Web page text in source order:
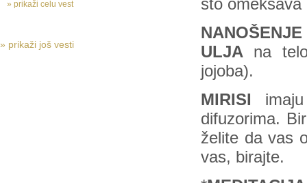
» prikaži celu vest
» prikaži još vesti
što
ULJA na
jojoba).
MIRISI
difuzorima.
želite da vas
vas, birajte.